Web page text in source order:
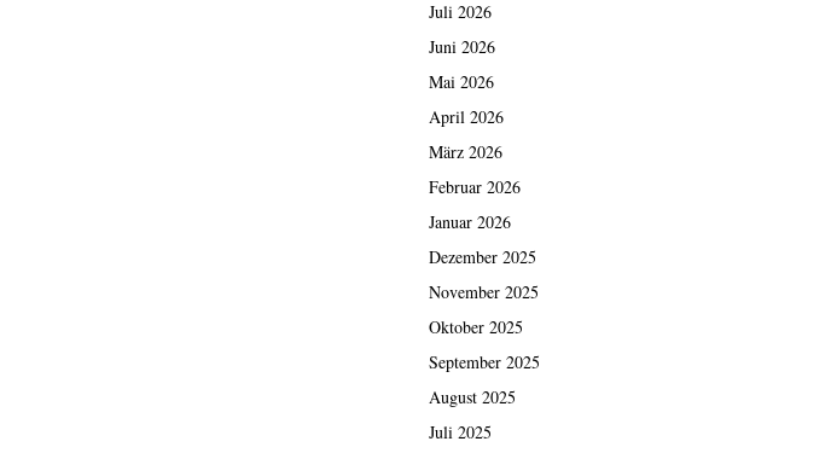
Juli 2026
Juni 2026
Mai 2026
April 2026
März 2026
Februar 2026
Januar 2026
Dezember 2025
November 2025
Oktober 2025
September 2025
August 2025
Juli 2025